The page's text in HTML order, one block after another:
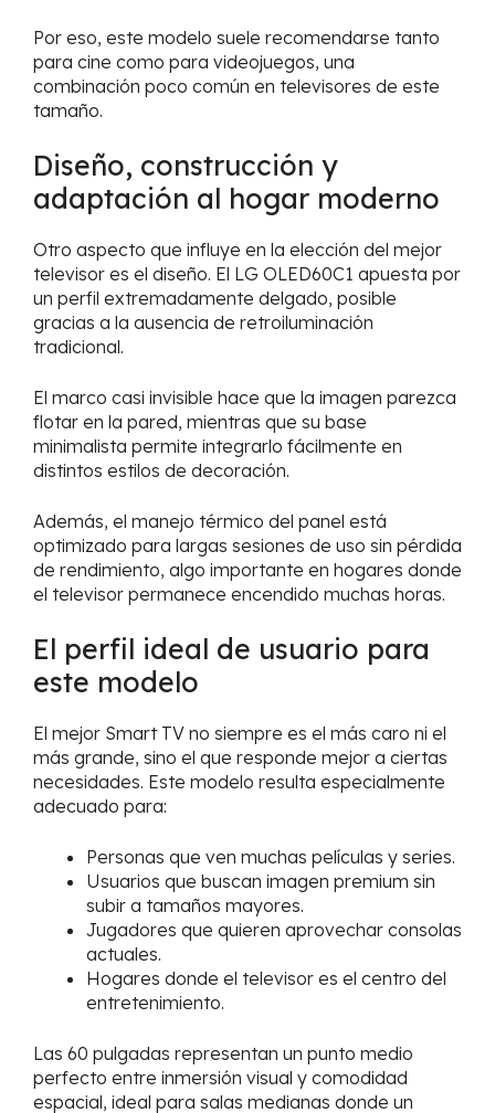
Por eso, este modelo suele recomendarse tanto
para cine como para videojuegos, una
combinación poco común en televisores de este
tamaño.
Diseño, construcción y
adaptación al hogar moderno
Otro aspecto que influye en la elección del mejor
televisor es el diseño. El LG OLED60C1 apuesta por
un perfil extremadamente delgado, posible
gracias a la ausencia de retroiluminación
tradicional.
El marco casi invisible hace que la imagen parezca
flotar en la pared, mientras que su base
minimalista permite integrarlo fácilmente en
distintos estilos de decoración.
Además, el manejo térmico del panel está
optimizado para largas sesiones de uso sin pérdida
de rendimiento, algo importante en hogares donde
el televisor permanece encendido muchas horas.
El perfil ideal de usuario para
este modelo
El mejor Smart TV no siempre es el más caro ni el
más grande, sino el que responde mejor a ciertas
necesidades. Este modelo resulta especialmente
adecuado para:
Personas que ven muchas películas y series.
Usuarios que buscan imagen premium sin
subir a tamaños mayores.
Jugadores que quieren aprovechar consolas
actuales.
Hogares donde el televisor es el centro del
entretenimiento.
Las 60 pulgadas representan un punto medio
perfecto entre inmersión visual y comodidad
espacial, ideal para salas medianas donde un